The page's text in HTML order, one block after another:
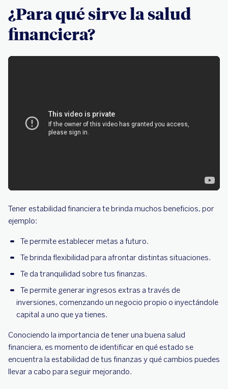
¿Para qué sirve la salud
financiera?
Tener estabilidad financiera te brinda muchos beneficios, por
ejemplo:
Te permite establecer metas a futuro.
Te brinda flexibilidad para afrontar distintas situaciones.
Te da tranquilidad sobre tus finanzas.
Te permite generar ingresos extras a través de
inversiones, comenzando un negocio propio o inyectándole
capital a uno que ya tienes.
Conociendo la importancia de tener una buena salud
financiera, es momento de identificar en qué estado se
encuentra la estabilidad de tus finanzas y qué cambios puedes
llevar a cabo para seguir mejorando.